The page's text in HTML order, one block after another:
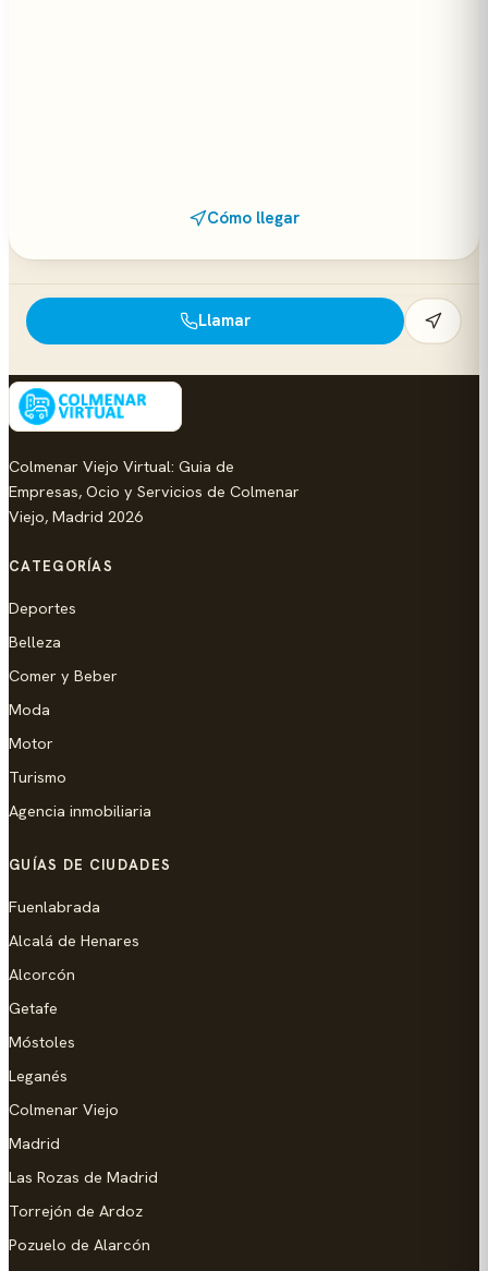
Cómo llegar
Llamar
Colmenar Viejo Virtual: Guia de
Empresas, Ocio y Servicios de Colmenar
Viejo, Madrid 2026
CATEGORÍAS
Deportes
Belleza
Comer y Beber
Moda
Motor
Turismo
Agencia inmobiliaria
GUÍAS DE CIUDADES
Fuenlabrada
Alcalá de Henares
Alcorcón
Getafe
Móstoles
Leganés
Colmenar Viejo
Madrid
Las Rozas de Madrid
Torrejón de Ardoz
Pozuelo de Alarcón